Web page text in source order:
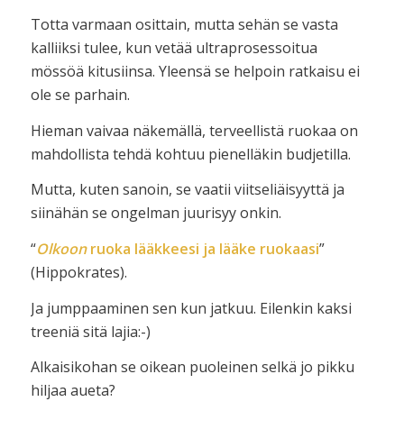
Totta varmaan osittain, mutta sehän se vasta
kalliiksi tulee, kun vetää ultraprosessoitua
mössöä kitusiinsa. Yleensä se helpoin ratkaisu ei
ole se parhain.
Hieman vaivaa näkemällä, terveellistä ruokaa on
mahdollista tehdä kohtuu pienelläkin budjetilla.
Mutta, kuten sanoin, se vaatii viitseliäisyyttä ja
siinähän se ongelman juurisyy onkin.
“Olkoonruoka lääkkeesi ja lääke ruokaasi”
(Hippokrates).
Ja jumppaaminen sen kun jatkuu. Eilenkin kaksi
treeniä sitä lajia:-)
Alkaisikohan se oikean puoleinen selkä jo pikku
hiljaa aueta?